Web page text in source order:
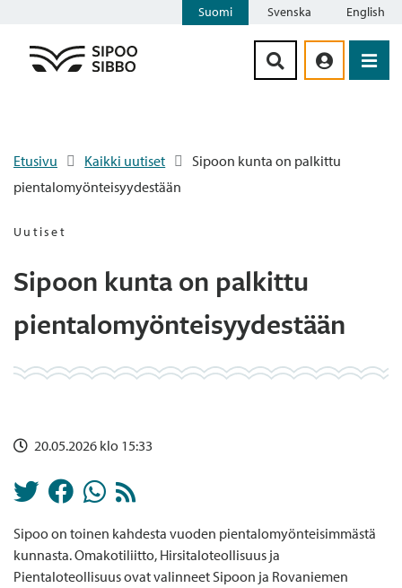
Suomi Svenska English
Etusivu Kaikki uutiset
Sipoon kunta on palkittu
pientalomyönteisyydestään
Uutiset
Sipoon kunta on palkittu
pientalomyönteisyydestään
20.05.2026 klo 15:33
Sipoo on toinen kahdesta vuoden pientalomyönteisimmästä
kunnasta. Omakotiliitto, Hirsitaloteollisuus ja
Pientaloteollisuus ovat valinneet Sipoon ja Rovaniemen